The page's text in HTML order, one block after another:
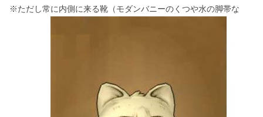
※ただし常に内側に来る靴（モダンバニーのくつや水の脚帯な